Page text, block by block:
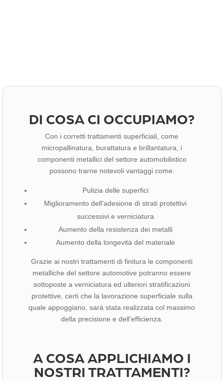
DI COSA CI OCCUPIAMO?
Con i corretti trattamenti superficiali, come
micropallinatura, burattatura e brillantatura, i
componenti metallici del settore automobilistico
possono trarne notevoli vantaggi come:
Pulizia delle superfici
Miglioramento dell’adesione di strati protettivi
successivi e verniciatura
Aumento della resistenza dei metalli
Aumento della longevità del materiale
Grazie ai nostri trattamenti di finitura le componenti
metalliche del settore automotive potranno essere
sottoposte a verniciatura ed ulteriori stratificazioni
protettive, certi che la lavorazione superficiale sulla
quale appoggiano, sarà stata realizzata col massimo
della precisione e dell’efficienza.
A COSA APPLICHIAMO I
NOSTRI TRATTAMENTI?